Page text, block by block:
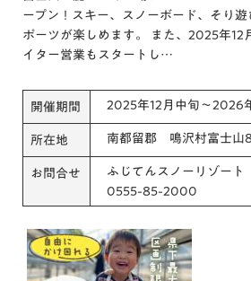
ープン！スキー、スノーボード、そり
ポーツが楽しめます。 また、2025年12
イター営業もスタートし…
開催期間 2025年12月中旬～2026
所在地 南都留郡 鳴沢村富士山
お問合せ
ふじてんスノーリゾート
0555-85-2000